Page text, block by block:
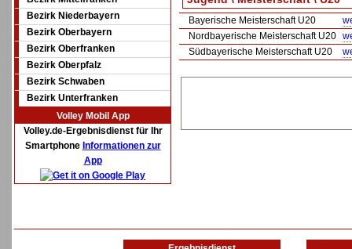
Bezirk Niederbayern
Bezirk Oberbayern
Bezirk Oberfranken
Bezirk Oberpfalz
Bezirk Schwaben
Bezirk Unterfranken
Volley Mobil App
Volley.de-Ergebnisdienst für Ihr
Smartphone Informationen zur
App
Bayerische Meisterschaft U20
Nordbayerische Meisterschaft U20
Südbayerische Meisterschaft U20